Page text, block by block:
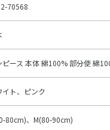
70568
ピース 本体 綿100% 部分使 綿
イト、ピンク
80cm)、M(80-90cm)